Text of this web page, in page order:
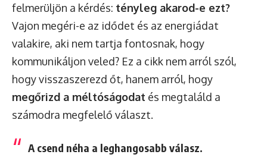
felmerüljön a kérdés: tényleg akarod-e ezt?
Vajon megéri-e az idődet és az energiádat
valakire, aki nem tartja fontosnak, hogy
kommunikáljon veled? Ez a cikk nem arról szól,
hogy visszaszerezd őt, hanem arról, hogy
megőrizd a méltóságodat és megtaláld a
számodra megfelelő választ.
A csend néha a leghangosabb válasz.